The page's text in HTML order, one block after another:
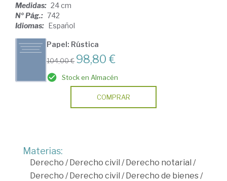
Medidas: 24 cm
Nº Pág.: 742
Idiomas: Español
Papel: Rústica
104,00 € 98,80 €
Stock en Almacén
COMPRAR
Materias:
Derecho /Derecho civil /Derecho notarial /
Derecho /Derecho civil /Derecho de bienes/